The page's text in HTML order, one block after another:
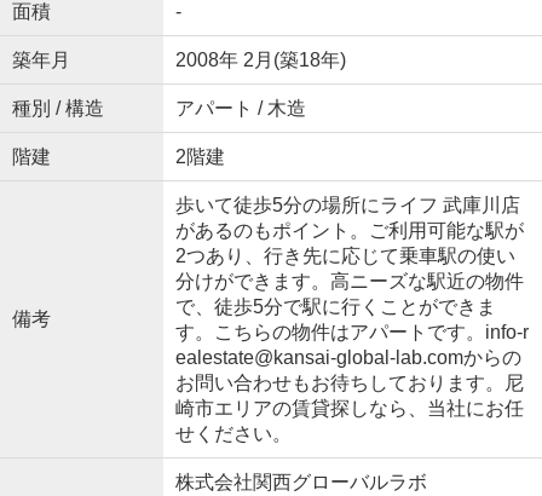
面積 -
築年月 2008年 2月(築18年)
種別 / 構造 アパート / 木造
階建 2階建
備考
歩いて徒歩5分の場所にライフ 武庫川店
があるのもポイント。ご利用可能な駅が
2つあり、行き先に応じて乗車駅の使い
分けができます。高ニーズな駅近の物件
で、徒歩5分で駅に行くことができま
す。こちらの物件はアパートです。info-r
ealestate@kansai-global-lab.comからの
お問い合わせもお待ちしております。尼
崎市エリアの賃貸探しなら、当社にお任
せください。
株式会社関西グローバルラボ